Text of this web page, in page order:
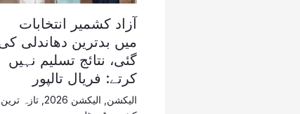
آزاد کشمیر انتخابات
میں بدترین دھاندلی
گئی، نتائج تسلیم نہیں
کرتے: فریال تالپور
الیکشن الیکشن 2026 تازہ ترین